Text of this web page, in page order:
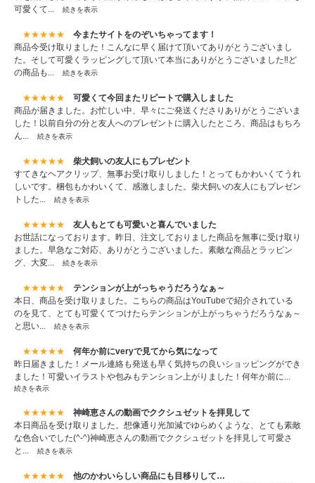
可愛くて...
続きを表示
★★★★★
今またサイトをのぞいちゃってます！
商品今受け取りました！こんなに早く届けて頂いてありがとうございまし
た。そして可愛くラッピングして頂いて本当にありがとうございました‼︎ど
の商品も...
続きを表示
★★★★★
可愛くて今回またリピートで購入しました
商品が届きました。お忙しい中、早々にご発送くださりありがとうございま
した！以前自分の分と友人へのプレゼントに購入したところ、商品はもちろ
ん...
続きを表示
★★★★★
柴犬飼いの友人にもプレゼント
すてきなヘアクリップ、無事お受け取りしました！とってもかわいくてうれ
しいです。梱包もかわいくて、感激しました。柴犬飼いの友人にもプレゼン
トした...
続きを表示
★★★★★
友人もとても可愛いと喜んでいました
お世話になっております。昨日、注文しておりました商品を無事に受け取り
ました。早急なご対応、ありがとうございました。素敵な商品とラッピン
グ、大変...
続きを表示
★★★★★
テンションが上がっちゃうだろうなぁ～
本日、商品を受け取りました。こちらの商品はYouTubeで紹介されている
のを見て、とても可愛くてつけたらテンションが上がっちゃうだろうなぁ～
と思い...
続きを表示
★★★★★
何年か前にveryで見てから気になって
昨日届きました！メール連絡も発送も早く気持ちの良いショッピングができ
ました！可愛いイラストや包みもテンション上がりました！何年か前に...
続きを表示
★★★★★
神崎恵さんの動画でククシュゼットを拝見して
本日商品を受け取りました。想像通り光加減でゆらめくような、とても素敵
な色合いでした(^-^)神崎恵さんの動画でククシュゼットを拝見して可愛さ
と...
続きを表示
★★★★★
他のかわいらしい商品にも目移りして…